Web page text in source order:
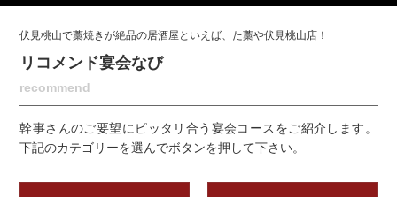
伏見桃山で藁焼きが絶品の居酒屋といえば、た藁や伏見桃山店！
リコメンド宴会なび
recommend
幹事さんのご要望にピッタリ合う宴会コースをご紹介します。
下記のカテゴリーを選んでボタンを押して下さい。